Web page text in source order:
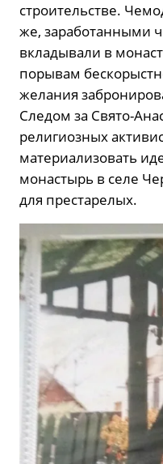
строительстве.
же, заработанными
вкладывали в
порывам
желания
Следом за Свято-
религиозных
материализовать
монастырь в селе
для престарелых.